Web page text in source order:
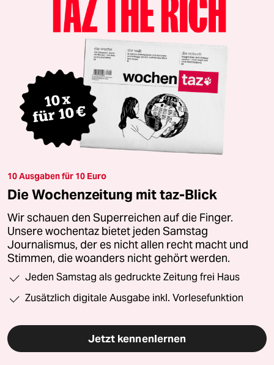
10 Ausgaben für 10 Euro
Die Wochenzeitung mit taz-Blick
Wir schauen den Superreichen auf die Finger.
Unsere wochentaz bietet jeden Samstag
Journalismus, der es nicht allen recht macht und
Stimmen, die woanders nicht gehört werden.
Jeden Samstag als gedruckte Zeitung frei Haus
Zusätzlich digitale Ausgabe inkl. Vorlesefunktion
Jetzt kennenlernen